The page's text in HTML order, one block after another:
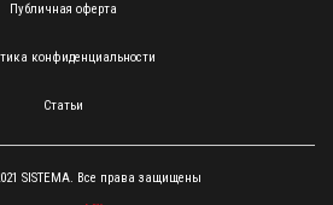
Публичная оферта
конфиденциальности
Статьи
SISTEMA. Все права защищены